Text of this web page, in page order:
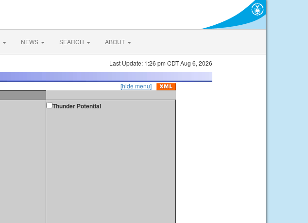
NEWS SEARCH ABOUT
Last Update: 1:26 pm CDT Aug 6, 2026
[hide menu]
Thunder Potential